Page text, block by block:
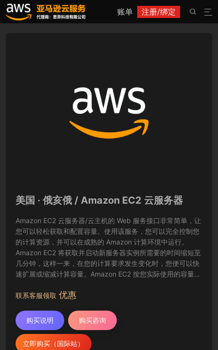
账单 注册/绑定 

美国 · 俄亥俄 / Amazon EC2 云服务器
Amazon EC2 云服务器/云主机的 Web 服务接口非常简单，让
您可以轻松获取和配置容量。使用该服务，您可以完全控制您
的计算资源，并可以在成熟的 Amazon 计算环境中运行。
Amazon EC2 将获取并启动新服务器实例所需要的时间缩短至
几分钟，这样一来，在您的计算要求发生变化时，您便可以快
速扩展或缩减计算容量。Amazon EC2 按您实际使用的容量收
开发人员提供了创建故障恢复应用程序以及排除常见故障情况
联系客服领取 优惠
购买说明 购买咨询
立即购买（国际站）